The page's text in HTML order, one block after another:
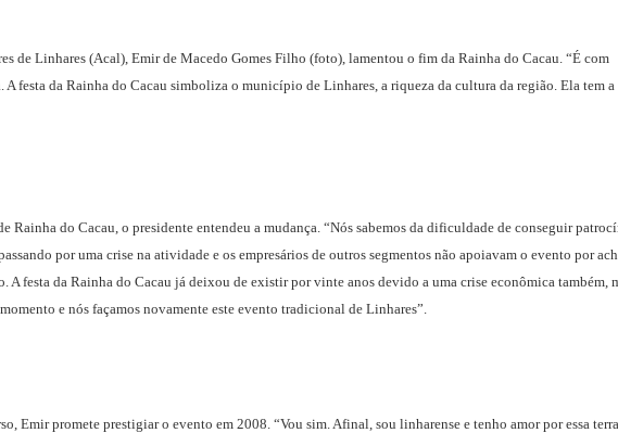
de Linhares (Acal), Emir de Macedo Gomes Filho (foto), lamentou o fim da Rainha do Cacau. “É com
A festa da Rainha do Cacau simboliza o município de Linhares, a riqueza da cultura da região. Ela tem a
Rainha do Cacau, o presidente entendeu a mudança. “Nós sabemos da dificuldade de conseguir
por uma crise na atividade e os empresários de outros segmentos não apoiavam o evento por
A festa da Rainha do Cacau já deixou de existir por vinte anos devido a uma crise econômica também,
e nós façamos novamente este evento tradicional de Linhares”.
Emir promete prestigiar o evento em 2008. “Vou sim. Afinal, sou linharense e tenho amor por essa